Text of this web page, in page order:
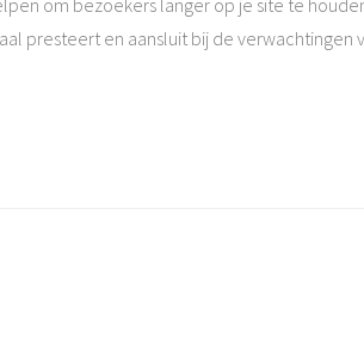
presteert en aansluit bij de verwachtingen